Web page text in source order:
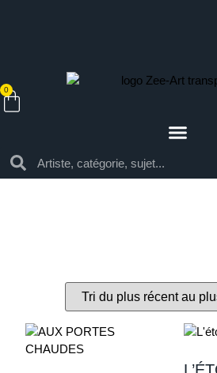
0
Architecture
Marine
Portrait